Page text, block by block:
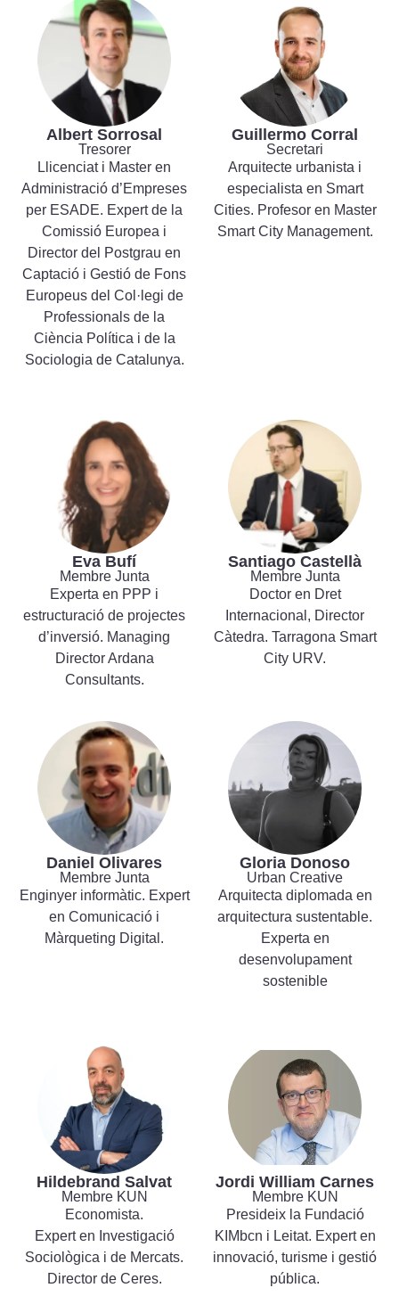
Albert Sorrosal
Tresorer
Llicenciat i Master en
Administració d’Empreses
per ESADE. Expert de la
Comissió Europea i
Director del Postgrau en
Captació i Gestió de Fons
Europeus del Col·legi de
Professionals de la
Ciència Política i de la
Sociologia de Catalunya.
Guillermo Corral
Secretari
Arquitecte urbanista i
especialista en Smart
Cities. Profesor en Master
Smart City Management.
Eva Bufí
Membre Junta
Experta en PPP i
estructuració de projectes
d’inversió. Managing
Director Ardana
Consultants.
Santiago Castellà
Membre Junta
Doctor en Dret
Internacional, Director
Càtedra. Tarragona Smart
City URV.
Daniel Olivares
Membre Junta
Enginyer informàtic. Expert
en Comunicació i
Màrqueting Digital.
Gloria Donoso
Urban Creative
Arquitecta diplomada en
arquitectura sustentable.
Experta en
desenvolupament
sostenible
Hildebrand Salvat
Membre KUN
Economista.
Expert en Investigació
Sociològica i de Mercats.
Director de Ceres.
Jordi William Carnes
Membre KUN
Presideix la Fundació
KIMbcn i Leitat. Expert en
innovació, turisme i gestió
pública.